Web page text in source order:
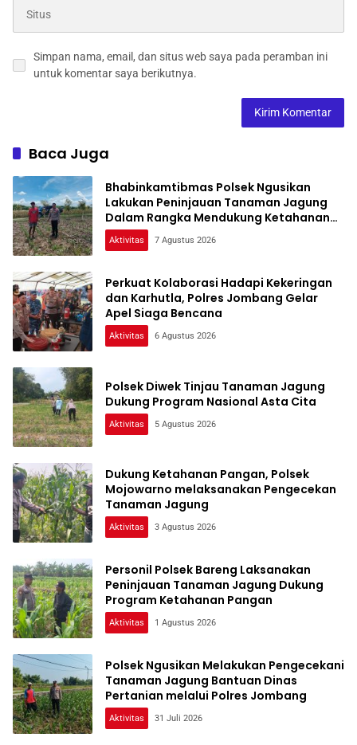
Simpan nama, email, dan situs web saya pada peramban ini
untuk komentar saya berikutnya.
Baca Juga
Bhabinkamtibmas Polsek Ngusikan
Lakukan Peninjauan Tanaman Jagung
Dalam Rangka Mendukung Ketahanan
Pangan
Aktivitas 7 Agustus 2026
Perkuat Kolaborasi Hadapi Kekeringan
dan Karhutla, Polres Jombang Gelar
Apel Siaga Bencana
Aktivitas 6 Agustus 2026
Polsek Diwek Tinjau Tanaman Jagung
Dukung Program Nasional Asta Cita
Aktivitas 5 Agustus 2026
Dukung Ketahanan Pangan, Polsek
Mojowarno melaksanakan Pengecekan
Tanaman Jagung
Aktivitas 3 Agustus 2026
Personil Polsek Bareng Laksanakan
Peninjauan Tanaman Jagung Dukung
Program Ketahanan Pangan
Aktivitas 1 Agustus 2026
Polsek Ngusikan Melakukan Pengecekani
Tanaman Jagung Bantuan Dinas
Pertanian melalui Polres Jombang
Aktivitas 31 Juli 2026